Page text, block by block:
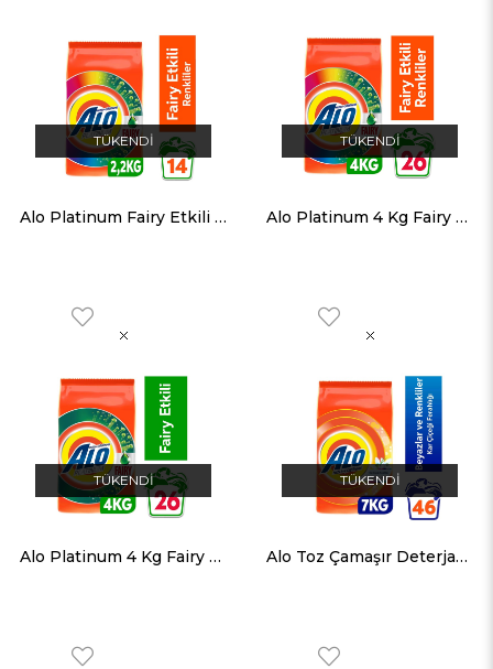
TÜKENDI
Alo Platinum Fairy Etkili 2.2 kg Toz Çamaşır Deterjanı
TÜKENDI
Alo Platinum 4 Kg Fairy Etkili Renkliller Hızlı Çözülme Toz Deterjan
TÜKENDI
Alo Platinum 4 Kg Fairy Etkili Beyazlar Hızlı Çözülme Toz Deterjan
TÜKENDI
Alo Toz Çamaşır Deterjanı Beyazlar ve Renkliler İçin 7 KG